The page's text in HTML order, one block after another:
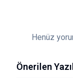
Henüz
Önerilen